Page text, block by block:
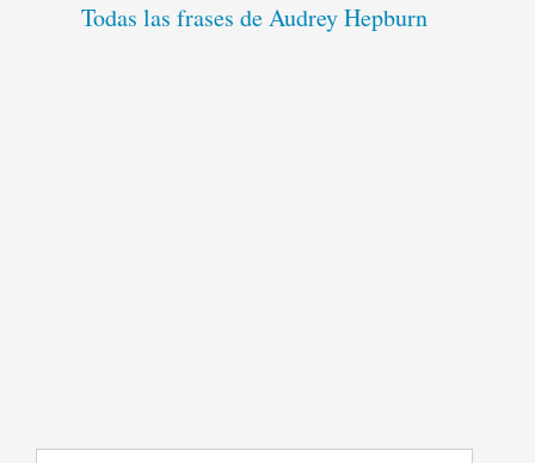
Todas las frases de Audrey Hepburn